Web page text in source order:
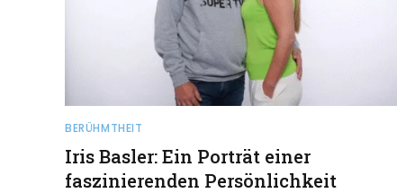
BERÜHMTHEIT
Iris Basler: Ein Porträt einer
faszinierenden Persönlichkeit